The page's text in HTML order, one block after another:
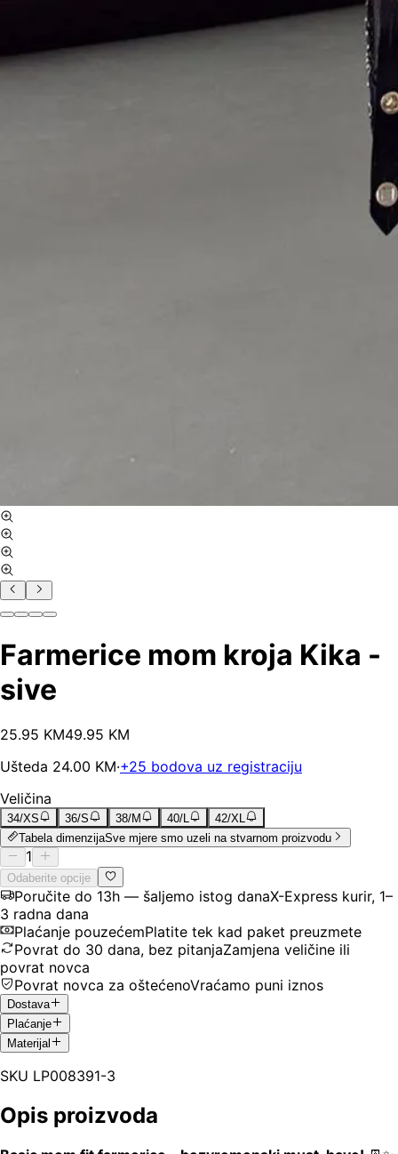
Farmerice mom kroja Kika -
sive
25.95 KM49.95 KM
Ušteda 24.00 KM·+25 bodova uz registraciju
Veličina
34/XS 36/S 38/M 40/L
42/XL
Tabela dimenzijaSve mjere smo uzeli na stvarnom proizvodu
1
Odaberite opcije
Poručite do 13h — šaljemo istog danaX-Express kurir, 1–
3 radna dana
Plaćanje pouzećemPlatite tek kad paket preuzmete
Povrat do 30 dana, bez pitanjaZamjena veličine ili
povrat novca
Povrat novca za oštećenoVraćamo puni iznos
Dostava
Plaćanje
Materijal
SKU LP008391-3
Opis proizvoda